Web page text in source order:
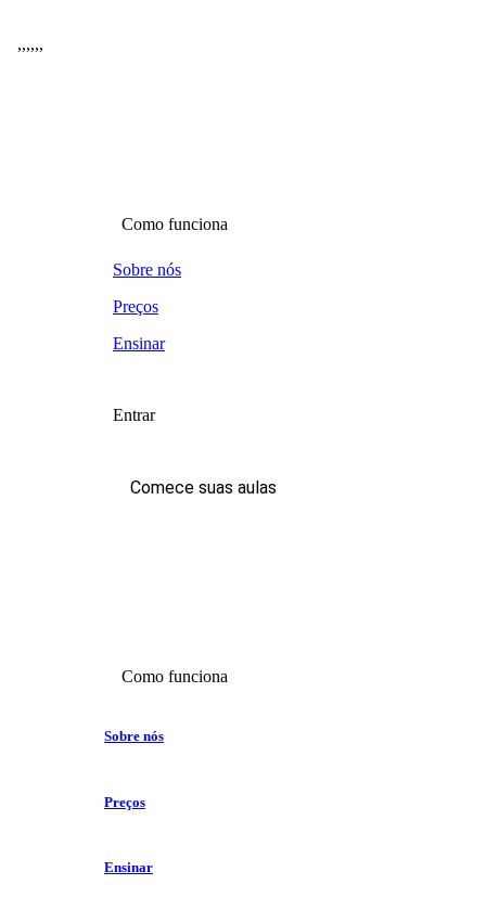
,,,,,,
Como funciona
Sobre nós
Preços
Ensinar
Entrar
Comece suas aulas
Como funciona
Sobre nós
Preços
Ensinar